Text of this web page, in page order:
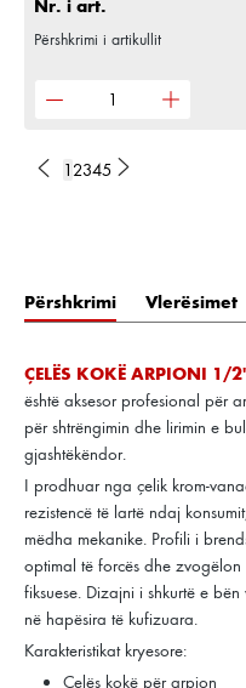
Nr. i art.
Përshkrimi i artikullit
1 2345
Përshkrimi Vlerësimet
ÇELËS KOKË ARPIONI 1/
është aksesor profesional për
për shtrëngimin dhe lirimin e
gjashtëkëndor.
I prodhuar nga çelik krom-
rezistencë të lartë ndaj
mëdha mekanike. Profili i
optimal të forcës dhe zvogëlon
fiksuese. Dizajni i shkurtë e
në hapësira të kufizuara.
Karakteristikat kryesore:
Çelës kokë për arpion